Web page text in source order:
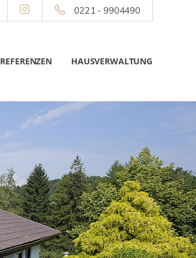
0221 - 9904490
REFERENZEN HAUSVERWALTUNG